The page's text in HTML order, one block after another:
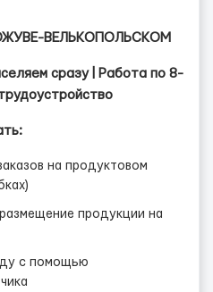
ВЕЛЬКОПОЛЬСКОМ
сразу | Работа по 8-
на продуктовом
продукции на
с помощью